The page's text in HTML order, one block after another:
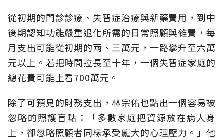
從初期的門診診療、失智症治療與新藥費用，到中
後期認知功能嚴重退化所需的日常照顧與雜費，每
月支出可能從初期的兩、三萬元，一路攀升至六萬
元以上。若把時間拉長至十年，一個失智症家庭的
總花費可能上看700萬元。
除了可預見的財務支出，林宗佑也點出一個容易被
忽略的照護盲點：「多數家庭把資源放在病人身
上，卻忽略照顧者同樣承受龐大的心理壓力。」他